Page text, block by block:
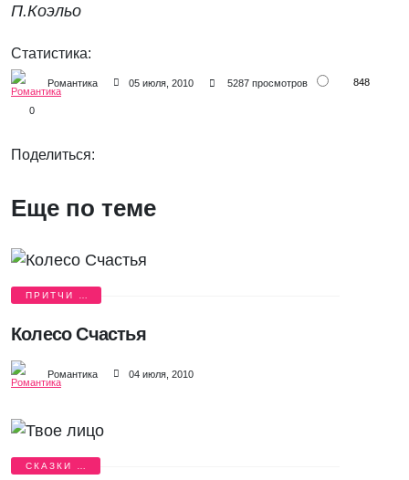
П.Коэльо
Статистика:
Романтика 05 июля, 2010 5287 просмотров 848
0
Поделиться:
Еще по теме
ПРИТЧИ О
Колесо Счастья
Романтика 04 июля, 2010
СКАЗКИ О